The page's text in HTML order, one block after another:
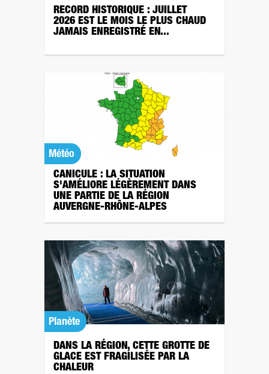
RECORD HISTORIQUE : JUILLET
2026 EST LE MOIS LE PLUS CHAUD
JAMAIS ENREGISTRÉ EN...
Météo
CANICULE : LA SITUATION
S'AMÉLIORE LÉGÈREMENT DANS
UNE PARTIE DE LA RÉGION
AUVERGNE-RHÔNE-ALPES
Planète
DANS LA RÉGION, CETTE GROTTE DE
GLACE EST FRAGILISÉE PAR LA
CHALEUR